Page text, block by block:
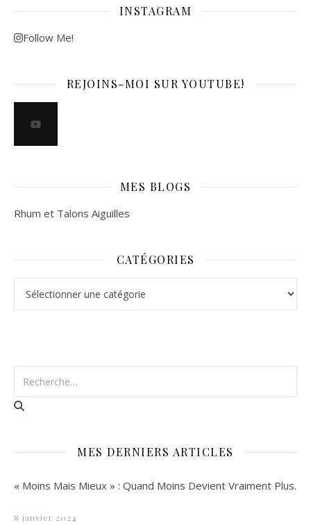
INSTAGRAM
Follow Me!
REJOINS-MOI SUR YOUTUBE!
MES BLOGS
Rhum et Talons Aiguilles
CATÉGORIES
MES DERNIERS ARTICLES
« Moins Mais Mieux » : Quand Moins Devient Vraiment Plus.
8 janvier 2024